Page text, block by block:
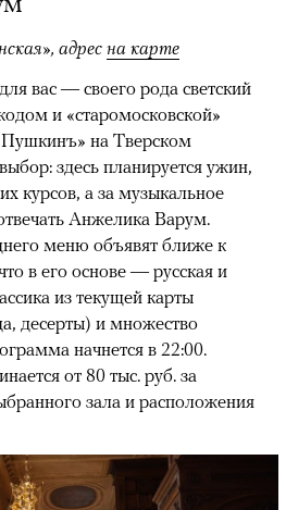
адрес на карте
вас — своего рода светский
и «старомосковской»
на Тверском
здесь планируется ужин,
курсов, а за музыкальное
Анжелика Варум.
меню объявят ближе к
в его основе — русская и
из текущей карты
десерты) и множество
начнется в 22:00.
от 80 тыс. руб. за
зала и расположения